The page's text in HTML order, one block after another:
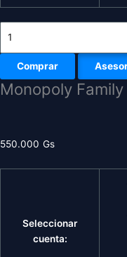
Comprar
Monopoly
550.000 Gs
Seleccionar
cuenta: